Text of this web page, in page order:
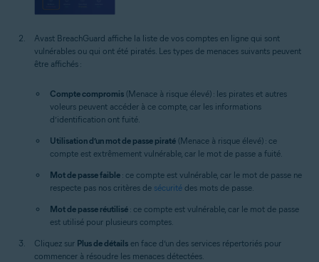
Avast BreachGuard affiche la liste de vos comptes en ligne qui sont
vulnérables ou qui ont été piratés. Les types de menaces suivants peuvent
être affichés :
Compte compromis (Menace à risque élevé) : les pirates et autres
voleurs peuvent accéder à ce compte, car les informations
d’identification ont fuité.
Utilisation d’un mot de passe piraté (Menace à risque élevé) : ce
compte est extrêmement vulnérable, car le mot de passe a fuité.
Mot de passe faible : ce compte est vulnérable, car le mot de passe ne
respecte pas nos critères de sécurité des mots de passe.
Mot de passe réutilisé : ce compte est vulnérable, car le mot de passe
est utilisé pour plusieurs comptes.
Cliquez sur Plus de détails en face d’un des services répertoriés pour
commencer à résoudre les menaces détectées.